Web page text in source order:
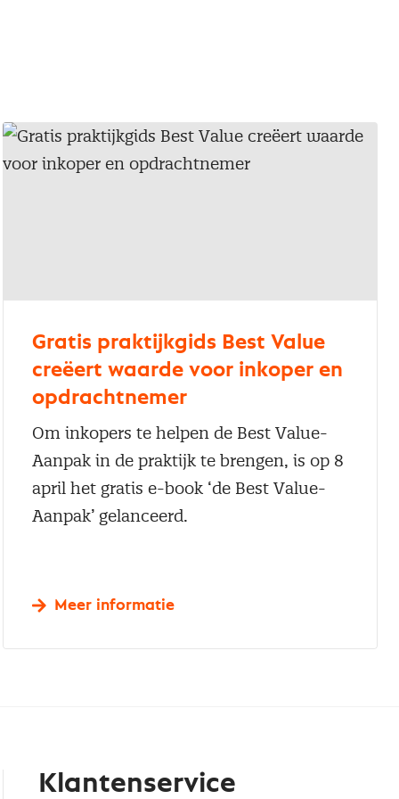
Gratis praktijkgids Best Value
creëert waarde voor inkoper en
opdrachtnemer
Om inkopers te helpen de Best Value-
Aanpak in de praktijk te brengen, is op 8
april het gratis e-book ‘de Best Value-
Aanpak’ gelanceerd.
Meer informatie
Klantenservice